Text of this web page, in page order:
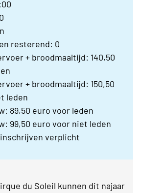
resterend: 0
+ broodmaaltijd: 140,50
+ broodmaaltijd: 150,50
leden
89,50 euro voor leden
99,50 euro voor niet leden
verplicht
du Soleil kunnen dit najaar